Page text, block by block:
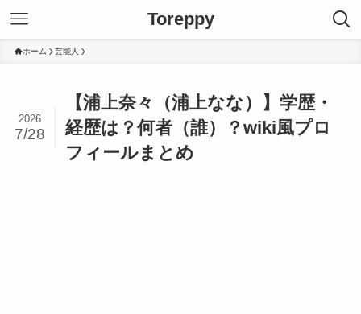
Toreppy
ホーム 芸能人
【浦上奈々（浦上なな）】学歴・
経歴は？何者（誰）？wiki風プロ
フィールまとめ
2026
7/28